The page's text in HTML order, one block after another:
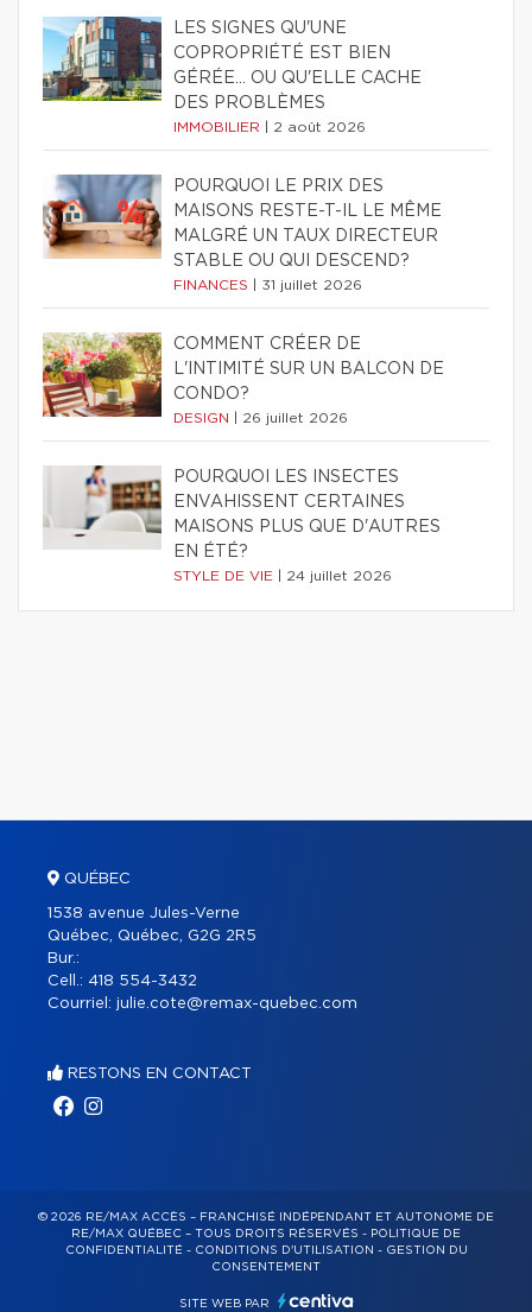
LES SIGNES QU'UNE
COPROPRIÉTÉ EST BIEN
GÉRÉE… OU QU'ELLE CACHE
DES PROBLÈMES
IMMOBILIER 2 août 2026
POURQUOI LE PRIX DES
MAISONS RESTE-T-IL LE MÊME
MALGRÉ UN TAUX DIRECTEUR
STABLE OU QUI DESCEND?
FINANCES 31 juillet 2026
COMMENT CRÉER DE
L'INTIMITÉ SUR UN BALCON DE
CONDO?
DESIGN 26 juillet 2026
POURQUOI LES INSECTES
ENVAHISSENT CERTAINES
MAISONS PLUS QUE D'AUTRES
EN ÉTÉ?
STYLE DE VIE 24 juillet 2026
QUÉBEC
1538 avenue Jules-Verne
Québec, Québec, G2G 2R5
Bur.:
Cell.: 418 554-3432
Courriel: julie.cote@remax-quebec.com
RESTONS EN CONTACT
© 2026 RE/MAX ACCÈS – FRANCHISÉ INDÉPENDANT ET AUTONOME DE
RE/MAX QUÉBEC – TOUS DROITS RÉSERVÉS - POLITIQUE DE
CONFIDENTIALITÉ- CONDITIONS D'UTILISATION - GESTION DU
CONSENTEMENT
SITE WEB PAR